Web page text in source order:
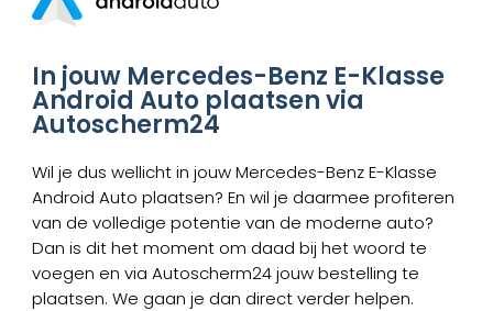
In jouw Mercedes-Benz E-Klasse
Android Auto plaatsen via
Autoscherm24
Wil je dus wellicht in jouw Mercedes-Benz E-Klasse
Android Auto plaatsen? En wil je daarmee profiteren
van de volledige potentie van de moderne auto?
Dan is dit het moment om daad bij het woord te
voegen en via Autoscherm24 jouw bestelling te
plaatsen. We gaan je dan direct verder helpen.